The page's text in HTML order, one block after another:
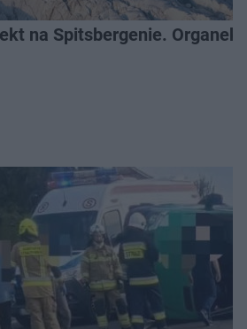
na Spitsbergenie.